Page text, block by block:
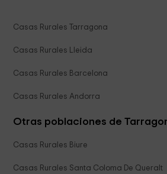
Casas Rurales Tarragona
Casas Rurales Lleida
Casas Rurales Barcelona
Casas Rurales Andorra
Otras poblaciones de
Casas Rurales Biure
Casas Rurales Santa Coloma De Queralt